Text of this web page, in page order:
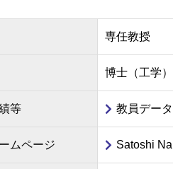
専任教授
博士（工学）
等 教員デー
ムページ Satoshi